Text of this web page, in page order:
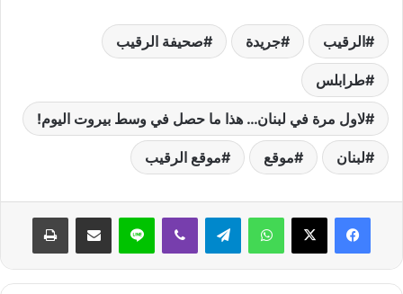
الرقيب جريدة صحيفة الرقيب
طرابلس
لاول مرة في لبنان… هذا ما حصل في وسط بيروت اليوم!
لبنان موقع موقع الرقيب
واتساب لاين